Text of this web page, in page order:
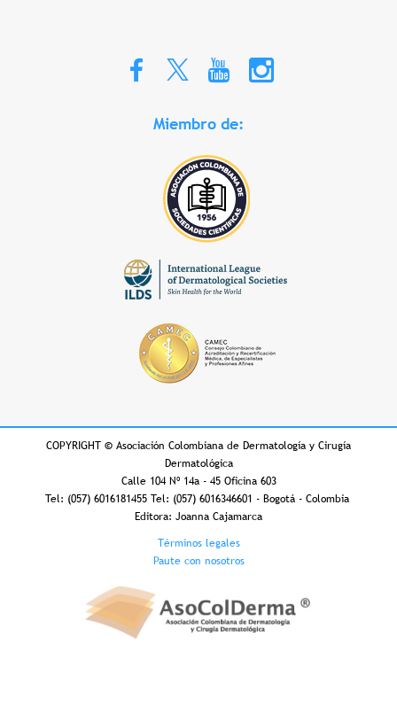
Miembro de:
COPYRIGHT © Asociación Colombiana de Dermatología y Cirugía
Dermatológica
Calle 104 Nº 14a - 45 Oficina 603
Tel: (057) 6016181455 Tel: (057) 6016346601 - Bogotá - Colombia
Editora: Joanna Cajamarca
Términos legales
Paute con nosotros